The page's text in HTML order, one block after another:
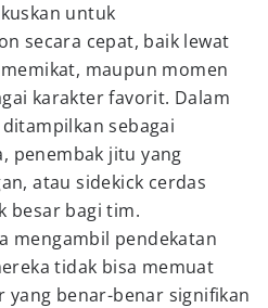
untuk
secara cepat, baik lewat
maupun momen
karakter favorit. Dalam
sebagai
penembak jitu yang
atau sidekick cerdas
besar bagi tim.
mengambil pendekatan
tidak bisa memuat
yang benar-benar signifikan